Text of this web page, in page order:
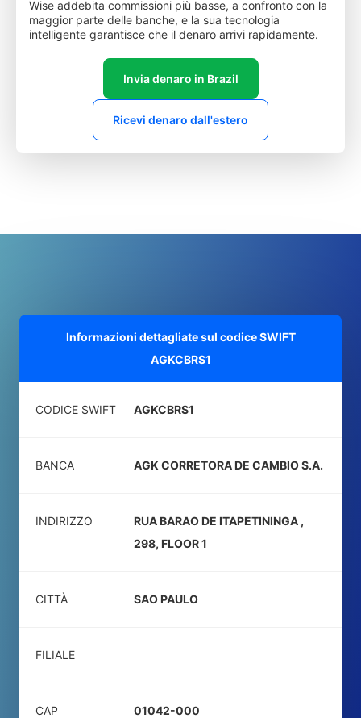
Wise addebita commissioni più basse, a confronto con la
maggior parte delle banche, e la sua tecnologia
intelligente garantisce che il denaro arrivi rapidamente.
Invia denaro in Brazil
Ricevi denaro dall'estero
Informazioni dettagliate sul codice SWIFT
AGKCBRS1
CODICE SWIFT AGKCBRS1
BANCA AGK CORRETORA DE CAMBIO S.A.
INDIRIZZO
RUA BARAO DE ITAPETININGA ,
298, FLOOR 1
CITTÀ SAO PAULO
FILIALE
CAP 01042-000